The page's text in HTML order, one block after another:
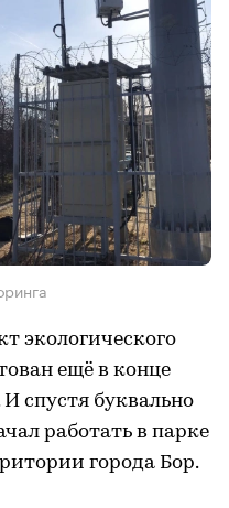
экологического
ещё в конце
спустя буквально
работать в парке
города Бор.